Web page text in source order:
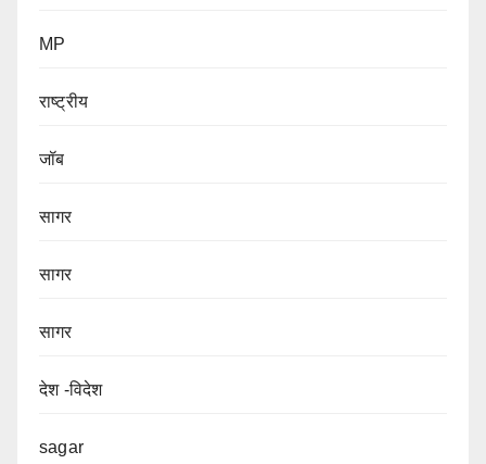
MP
राष्ट्रीय
जॉब
सागर
सागर
सागर
देश -विदेश
sagar